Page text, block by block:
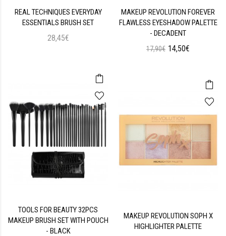
REAL TECHNIQUES EVERYDAY
ESSENTIALS BRUSH SET
28,45€
TOOLS FOR BEAUTY 32PCS
MAKEUP BRUSH SET WITH POUCH
- BLACK
MAKEUP REVOLUTION FOREVER
FLAWLESS EYESHADOW PALETTE
- DECADENT
17,90€ 14,50€
MAKEUP REVOLUTION SOPH X
HIGHLIGHTER PALETTE